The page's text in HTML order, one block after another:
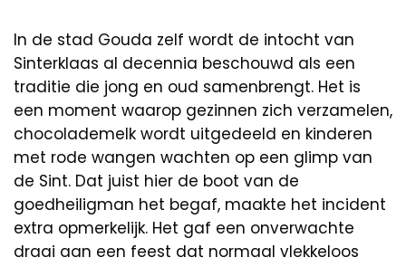
In de stad Gouda zelf wordt de intocht van
Sinterklaas al decennia beschouwd als een
traditie die jong en oud samenbrengt. Het is
een moment waarop gezinnen zich verzamelen,
chocolademelk wordt uitgedeeld en kinderen
met rode wangen wachten op een glimp van
de Sint. Dat juist hier de boot van de
goedheiligman het begaf, maakte het incident
extra opmerkelijk. Het gaf een onverwachte
draai aan een feest dat normaal vlekkeloos